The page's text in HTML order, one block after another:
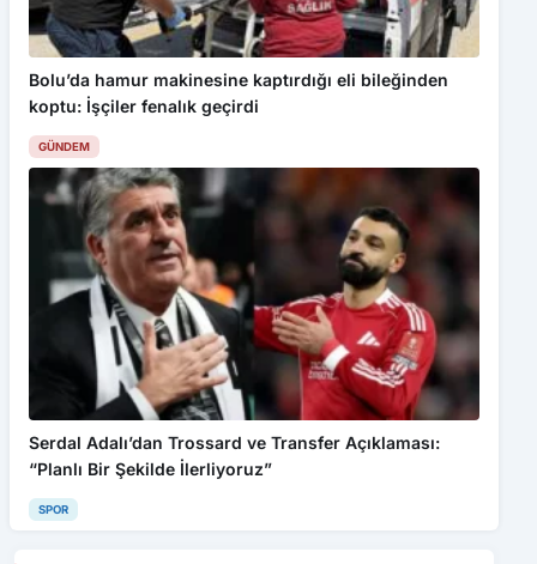
Bolu’da hamur makinesine kaptırdığı eli bileğinden
koptu: İşçiler fenalık geçirdi
GÜNDEM
Serdal Adalı’dan Trossard ve Transfer Açıklaması:
“Planlı Bir Şekilde İlerliyoruz”
SPOR